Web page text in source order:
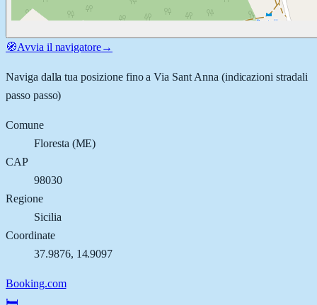
🧭Avvia il navigatore→
Naviga dalla tua posizione fino aVia Sant Anna (indicazioni stradali
passo passo)
Comune
Floresta (ME)
CAP
98030
Regione
Sicilia
Coordinate
37.9876, 14.9097
Booking.com
🛏️